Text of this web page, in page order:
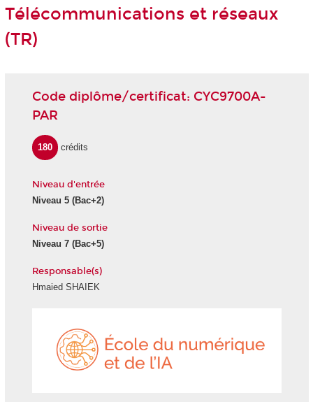
Télécommunications et réseaux
(TR)
Code diplôme/certificat: CYC9700A-
PAR
180 crédits
Niveau d'entrée
Niveau 5(Bac+2)
Niveau de sortie
Niveau 7(Bac+5)
Responsable(s)
Hmaied SHAIEK